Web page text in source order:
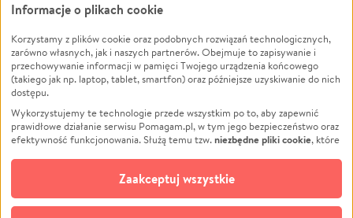
Leczenie
Zwierzęta
Pożar
Ukraina
Pomoc Finansowa
Projekty
Pogrzeb
Społeczność lokalna
Kultura
Powódź
Wichura
NGO
Edukacja
Podróż
Impreza
Ochrona środowiska
Biznes
Informacje o plikach cookie
Korzystamy z plików cookie oraz podobnych rozwiązań technologicznych,
zarówno własnych, jak i naszych partnerów. Obejmuje to zapisywanie i
przechowywanie informacji w pamięci Twojego urządzenia końcowego
(takiego jak np. laptop, tablet, smartfon) oraz późniejsze uzyskiwanie do nich
dostępu.
Wykorzystujemy te technologie przede wszystkim po to, aby zapewnić
prawidłowe działanie serwisu Pomagam.pl, w tym jego bezpieczeństwo oraz
efektywność funkcjonowania. Służą temu tzw.niezbędne pliki cookie, które
opcjonalnych plików cookie
technologii do celów analitycznych i retargetingowych. Możesz wyrazić
zgodę na ich stosowanie lub jej odmówić. W dowolnym momencie masz
możliwość zmiany swoich preferencji na stronie „Zarządzaj zgodami cookie”,
Zaakceptuj wszystkie